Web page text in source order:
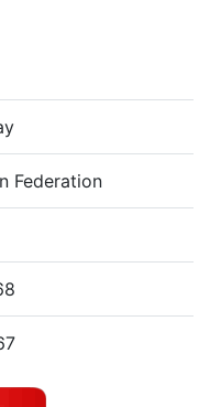
Federation